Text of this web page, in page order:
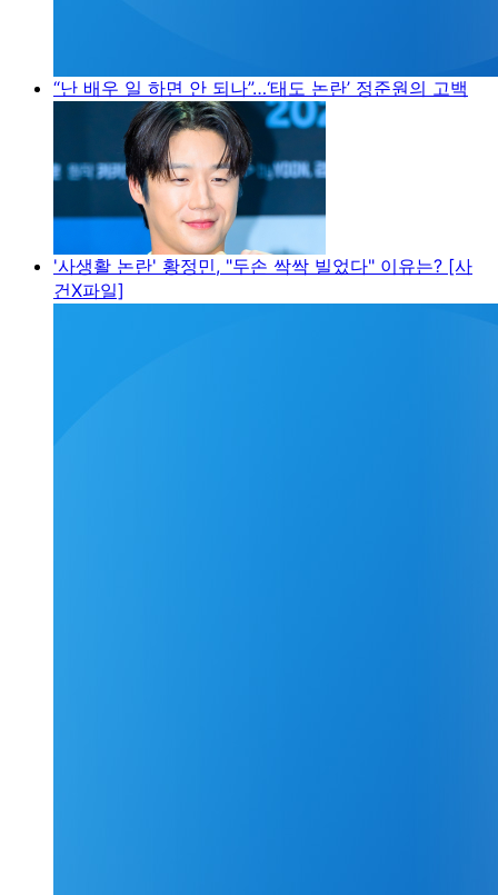
“난 배우 일 하면 안 되나”…‘태도 논란’ 정준원의 고백
'사생활 논란' 황정민, "두손 싹싹 빌었다" 이유는? [사
건X파일]